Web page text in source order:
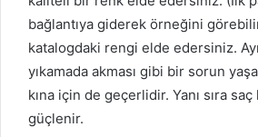
bağlantıya giderek örneğini
katalogdaki rengi elde edersiniz.
yıkamada akması gibi bir sorun
kına için de geçerlidir. Yanı sıra
güçlenir.